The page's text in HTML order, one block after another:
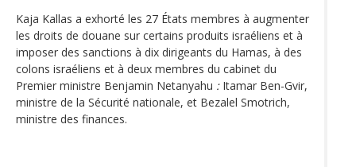
Kaja Kallas a exhorté les 27 États membres à augmenter
les droits de douane sur certains produits israéliens et à
imposer des sanctions à dix dirigeants du Hamas, à des
colons israéliens et à deux membres du cabinet du
Premier ministre Benjamin Netanyahu :Itamar Ben-Gvir,
ministre de la Sécurité nationale, et Bezalel Smotrich,
ministre des finances.